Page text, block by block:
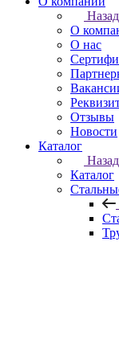
Назад
О
О нас
Отзывы
Новости
Каталог
Назад
Каталог